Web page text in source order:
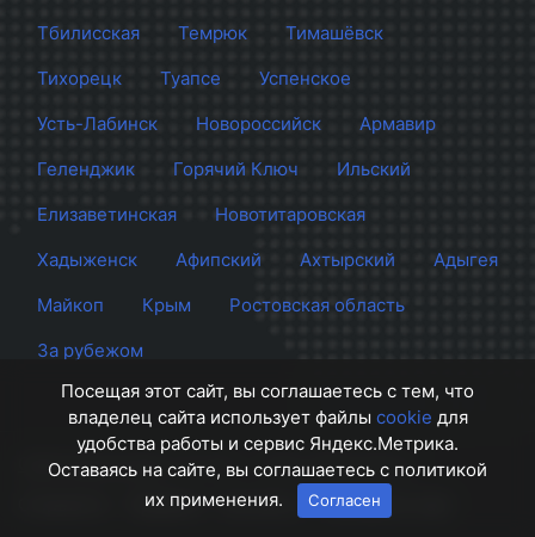
Тбилисская
Темрюк
Тимашёвск
Тихорецк
Туапсе
Успенское
Усть-Лабинск
Новороссийск
Армавир
Геленджик
Горячий Ключ
Ильский
Елизаветинская
Новотитаровская
Хадыженск
Афипский Ахтырский
Адыгея
Майкоп
Крым
Ростовская область
За рубежом
Сайт Краснодара
© 2012 - 2026 СМИ Кубани
Правила Контакты Напишите нам
Посещая этот сайт, вы соглашаетесь с тем, что
владелец сайта использует файлы cookie для
удобства работы и сервис Яндекс.Метрика.
Оставаясь на сайте, вы соглашаетесь с политикой
их применения.
Согласен